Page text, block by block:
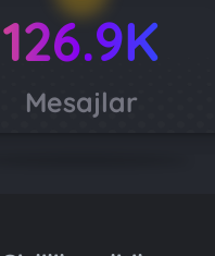
126.9K
Mesajlar